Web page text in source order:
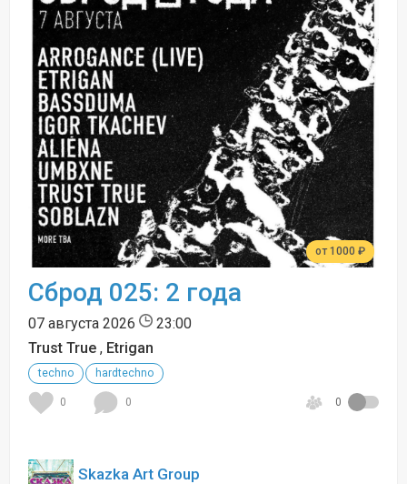
от 1000 ₽
Сброд 025: 2 года
07 августа 2026
23:00
Trust True , Etrigan
techno hardtechno
0 0 0
Skazka Art Group